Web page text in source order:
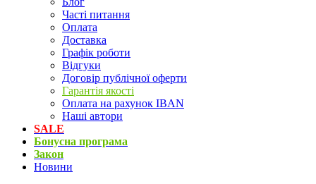
Часті питання
Оплата
Доставка
Графік роботи
Відгуки
Договір публічної оферти
Гарантія якості
Оплата на рахунок IBAN
Наші автори
SALE
Бонусна програма
Закон
Новини